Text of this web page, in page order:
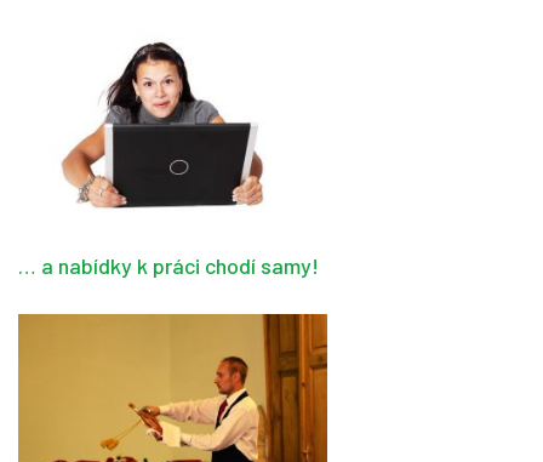
… a nabídky k práci chodí samy!